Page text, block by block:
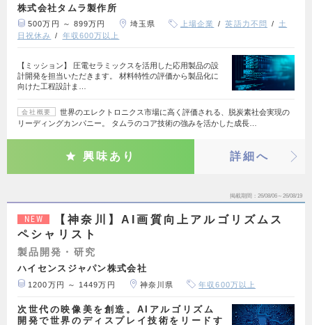
株式会社タムラ製作所
500万円 ～ 899万円 埼玉県 上場企業 英語力不問
土
日祝休み
年収600万以上
【ミッション】 圧電セラミックスを活用した応用製品の設
計開発を担当いただきます。 材料特性の評価から製品化に
向けた工程設計ま…
会社概要
世界のエレクトロニクス市場に高く評価される、脱炭素社会実現の
リーディングカンパニー。 タムラのコア技術の強みを活かした成長…
興味あり 詳細へ
掲載期間 26/08/06～26/08/19
NEW
【神奈川】AI画質向上アルゴリズムス
ペシャリスト
製品開発・研究
ハイセンスジャパン株式会社
1200万円 ～ 1449万円 神奈川県 年収600万以上
次世代の映像美を創造。AIアルゴリズム
開発で世界のディスプレイ技術をリードす